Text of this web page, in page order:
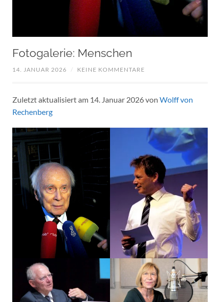
Fotogalerie: Menschen
14. JANUAR 2026 / KEINE KOMMENTARE
Zuletzt aktualisiert am 14. Januar 2026 von Wolff von
Rechenberg